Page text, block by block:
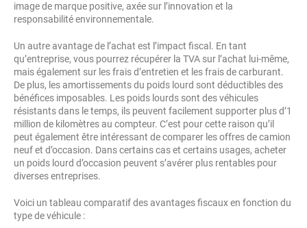
image de marque positive, axée sur l’innovation et la
responsabilité environnementale.
Un autre avantage de l’achat est l’impact fiscal. En tant
qu’entreprise, vous pourrez récupérer la TVA sur l’achat lui-même,
mais également sur les frais d’entretien et les frais de carburant.
De plus, les amortissements du poids lourd sont déductibles des
bénéfices imposables. Les poids lourds sont des véhicules
résistants dans le temps, ils peuvent facilement supporter plus d’1
million de kilomètres au compteur. C’est pour cette raison qu’il
peut également être intéressant de comparer les offres de camion
neuf et d’occasion. Dans certains cas et certains usages, acheter
un poids lourd d’occasion peuvent s’avérer plus rentables pour
diverses entreprises.
Voici un tableau comparatif des avantages fiscaux en fonction du
type de véhicule :